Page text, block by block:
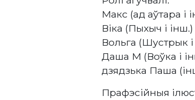
Макс (ад аўтара і
Віка (Пыхыч і інш.)
Вольга (Шустрык і
Даша М (Воўка і
дзядзька Паша
Прафэсійныя